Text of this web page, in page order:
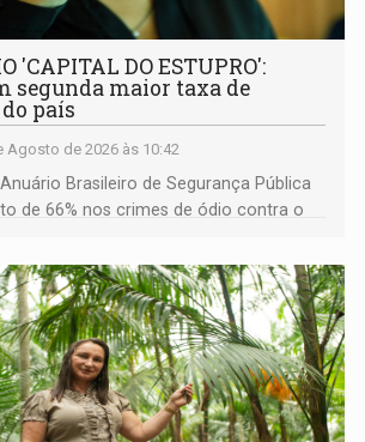
'CAPITAL DO ESTUPRO':
segunda maior taxa de
país
Agosto de 2026 às 10:42
Brasileiro de Segurança Pública
de 66% nos crimes de ódio contra o